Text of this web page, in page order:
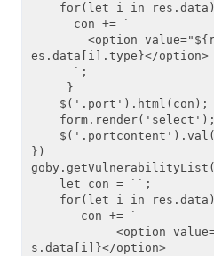
for(let i in
con += `
<option
es.data[i].type}</option>
`;
}
$('.port').html(con);
form.render('select');
})
let con = ``;
for(let i in
con += `
<option
s.data[i]}</option>